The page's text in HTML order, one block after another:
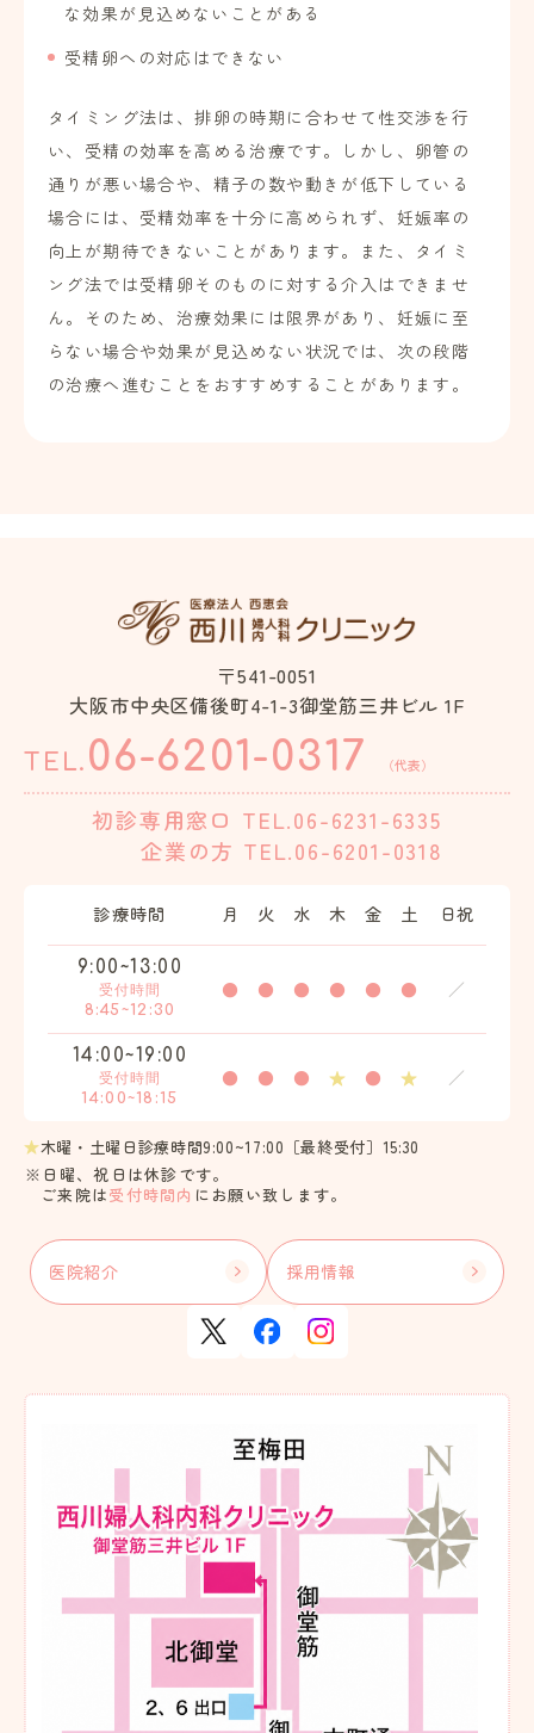
な効果が見込めないことがある
受精卵への対応はできない
タイミング法は、排卵の時期に合わせて性交渉を行
い、受精の効率を高める治療です。しかし、卵管の
通りが悪い場合や、精子の数や動きが低下している
場合には、受精効率を十分に高められず、妊娠率の
向上が期待できないことがあります。また、タイミ
ング法では受精卵そのものに対する介入はできませ
ん。そのため、治療効果には限界があり、妊娠に至
らない場合や効果が見込めない状況では、次の段階
の治療へ進むことをおすすめすることがあります。
〒541-0051
大阪市中央区備後町4-1-3御堂筋三井ビル 1F
TEL. 06-6201-0317 （代表）
初診専用窓口 TEL.06-6231-6335
企業の方 TEL.06-6201-0318
診療時間 月 火 水 木 金 土 日祝
9:00~13:00
受付時間
8:45~12:30
● ● ● ● ● ● ／
14:00~19:00
受付時間
14:00~18:15
● ● ● ★ ● ★ ／
★木曜・土曜日診療時間9:00~17:00［最終受付］15:30
※日曜、祝日は休診です。
ご来院は受付時間内 にお願い致します。
医院紹介 採用情報